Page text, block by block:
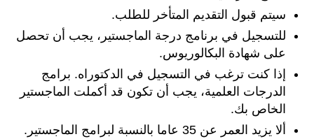
سيتم قبول التقديم المتأخر للطلب.
للتسجيل في برنامج درجة الماجستير، يجب أن تحصل
على شهادة البكالوريوس.
إذا كنت ترغب في التسجيل في الدكتوراه. برامج
الدرجات العلمية، يجب أن تكون قد أكملت الماجستير
الخاص بك.
ألا يزيد العمر عن 35 عاما بالنسبة لبرامج الماجستير.